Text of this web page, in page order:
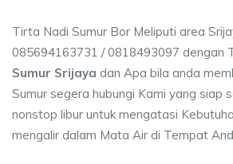
Tirta Nadi Sumur Bor Meliputi area
085694163731 / 0818493097 dengan
Sumur Srijaya dan Apa bila anda
Sumur segera hubungi Kami yang siap
nonstop libur untuk mengatasi
mengalir dalam Mata Air di Tempat